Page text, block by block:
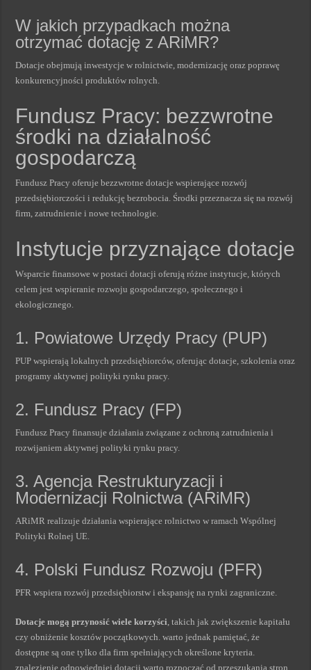
W jakich przypadkach można
otrzymać dotację z ARiMR?
Dotacje obejmują inwestycje w rolnictwie, modernizację oraz poprawę
konkurencyjności produktów rolnych.
Fundusz Pracy: bezzwrotne
środki na działalność
gospodarczą
Fundusz Pracy oferuje bezzwrotne dotacje wspierające rozwój
przedsiębiorczości i redukcję bezrobocia. Środki przeznacza się na rozwój
firm, zatrudnienie i nowe technologie.
Instytucje przyznające dotacje
Wsparcie finansowe w postaci dotacji oferują różne instytucje, których
celem jest wspieranie rozwoju gospodarczego, społecznego i
ekologicznego.
1. Powiatowe Urzędy Pracy (PUP)
PUP wspierają lokalnych przedsiębiorców, oferując dotacje, szkolenia oraz
programy aktywnej polityki rynku pracy.
2. Fundusz Pracy (FP)
Fundusz Pracy finansuje działania związane z ochroną zatrudnienia i
rozwijaniem aktywnej polityki rynku pracy.
3. Agencja Restrukturyzacji i
Modernizacji Rolnictwa (ARiMR)
ARiMR realizuje działania wspierające rolnictwo w ramach Wspólnej
Polityki Rolnej UE.
4. Polski Fundusz Rozwoju (PFR)
PFR wspiera rozwój przedsiębiorstw i ekspansję na rynki zagraniczne.
Dotacje mogą przynosić wiele korzyści, takich jak zwiększenie kapitału
czy obniżenie kosztów początkowych. warto jednak pamiętać, że
dostępne są one tylko dla firm spełniających określone kryteria.
znalezienie odpowiedniej dotacji warto rozpocząć od przeszukania stron